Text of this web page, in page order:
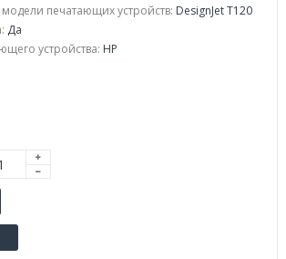
печатающих устройств: DesignJet T120
Да
устройства: HP